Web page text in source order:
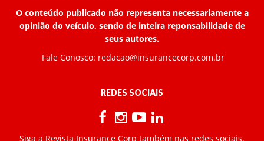
O conteúdo publicado não representa necessariamente a
opinião do veículo, sendo de inteira reponsabilidade de
seus autores.
Fale Conosco: redacao@insurancecorp.com.br
REDES SOCIAIS
Siga a Revista Insurance Corp também nas redes sociais.